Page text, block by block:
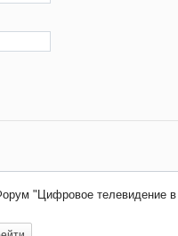
"Цифровое телевидение